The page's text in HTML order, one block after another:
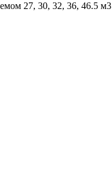
27, 30, 32, 36, 46.5 м3